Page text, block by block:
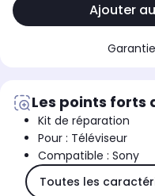
Ajouter
Les points forts
Kit de réparation
Pour : Téléviseur
Compatible : Sony
Toutes les